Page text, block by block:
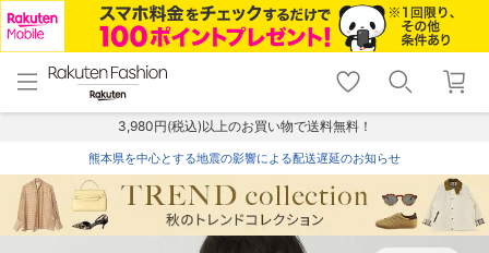
menu home
トップ
shopping_cart lock_outline
ログイン
3,980円(税込)以上のお買い物で送料無料！
熊本県を中心とする地震の影響による配送遅延のお知らせ